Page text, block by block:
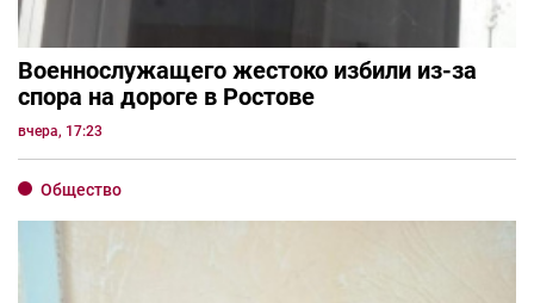
Военнослужащего жестоко избили из-за
спора на дороге в Ростове
вчера, 17:23
Общество